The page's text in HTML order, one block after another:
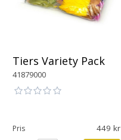
Tiers Variety Pack
41879000
Pris 449